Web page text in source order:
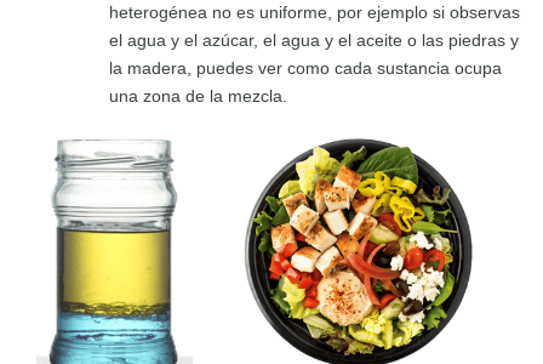
heterogénea no es uniforme, por ejemplo si observas
el agua y el azúcar, el agua y el aceite o las piedras y
la madera, puedes ver como cada sustancia ocupa
una zona de la mezcla.